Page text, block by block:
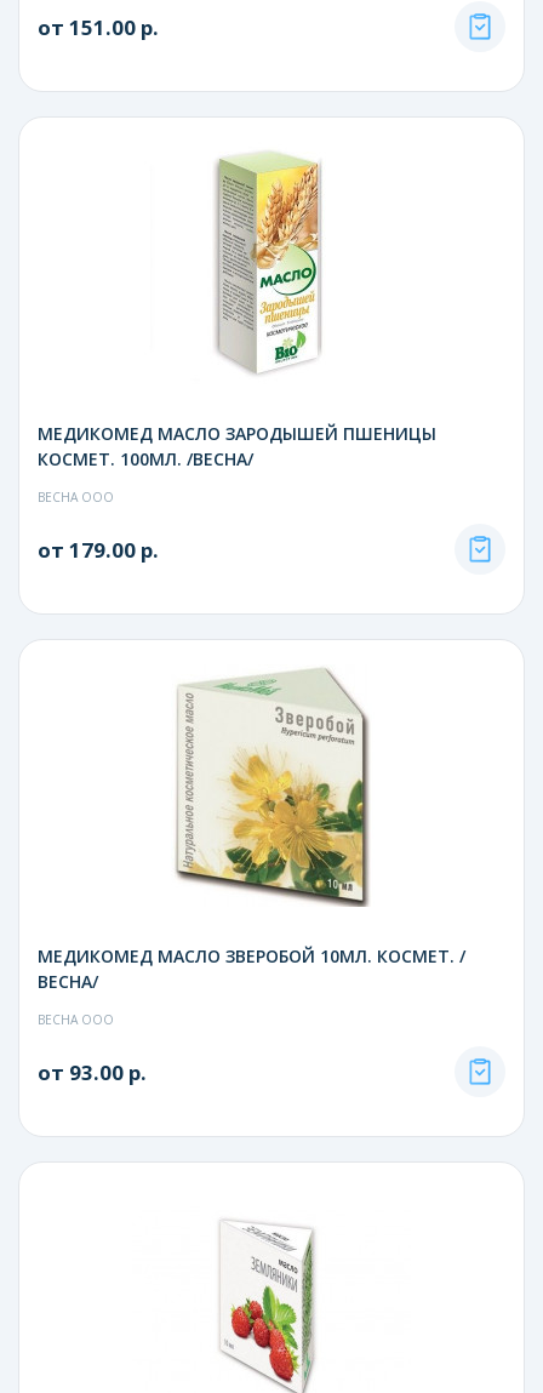
от 151.00 р.
МЕДИКОМЕД МАСЛО ЗАРОДЫШЕЙ ПШЕНИЦЫ
КОСМЕТ. 100МЛ. /ВЕСНА/
ВЕСНА ООО
от 179.00 р.
МЕДИКОМЕД МАСЛО ЗВЕРОБОЙ 10МЛ. КОСМЕТ. /
ВЕСНА/
ВЕСНА ООО
от 93.00 р.